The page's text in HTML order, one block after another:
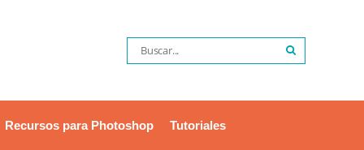
Recursos para Photoshop Tutoriales